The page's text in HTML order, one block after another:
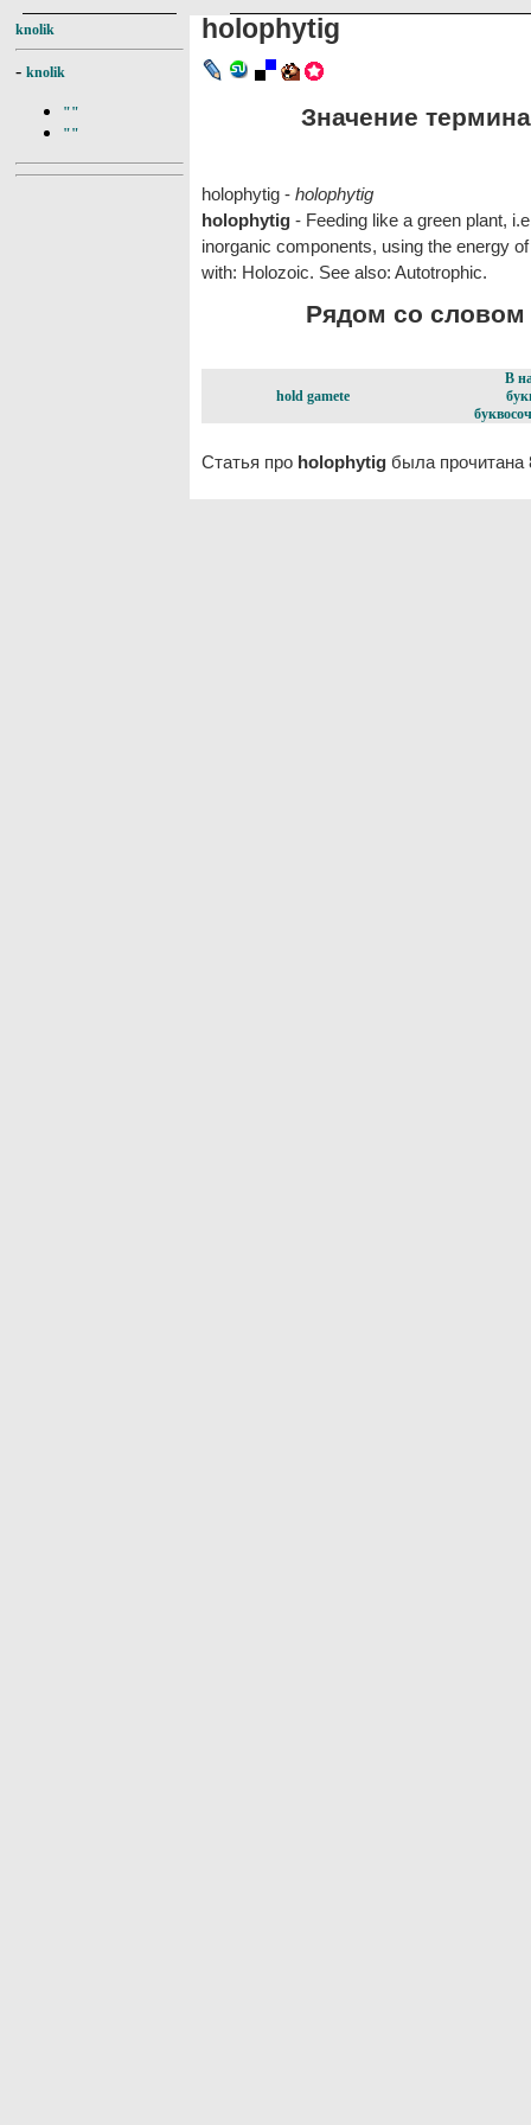
knolik
- knolik
""
""
holophytig
Значение
holophytig - holophytig
holophytig - Feeding like a green plant,
inorganic components, using the energy
with: Holozoic. See also: Autotrophic.
Рядом со
hold gamete
В
Статья про holophytig была прочитана